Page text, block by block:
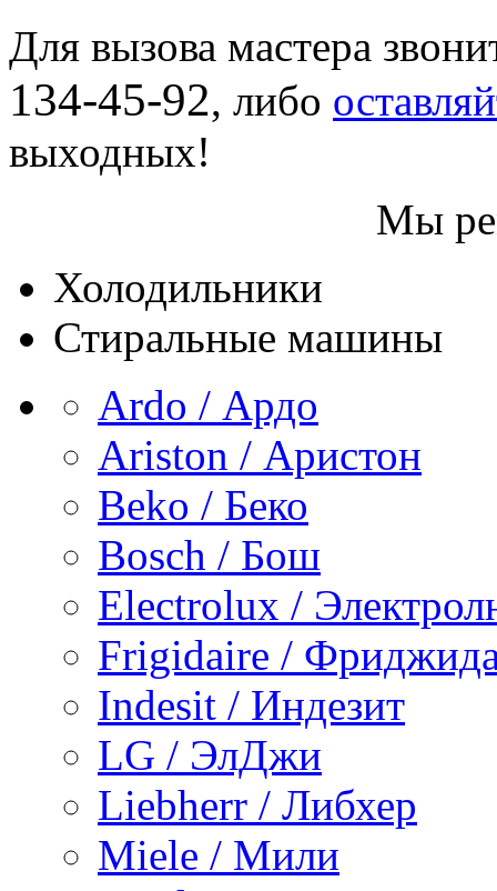
Для вызова мастера
134-45-92, либо
выходных!
Мы
Холодильники
Стиральные машины
Ardo / Ардо
Ariston / Аристон
Beko / Беко
Bosch / Бош
Electrolux /
Frigidaire /
Indesit / Индезит
LG / ЭлДжи
Liebherr / Либхер
Miele / Мили